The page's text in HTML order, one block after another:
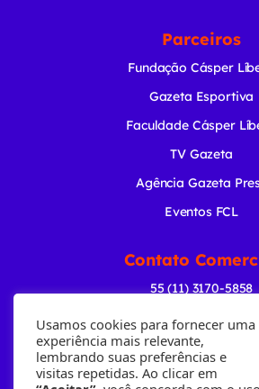
Parceiros
Fundação Cásper
Gazeta Esportiva
Faculdade Cásper
TV Gazeta
Agência Gazeta
Eventos FCL
Contato
55 (11) 3170-5858
Baixe nosso APP
Usamos cookies para fornecer uma
experiência mais relevante,
lembrando suas preferências e
visitas repetidas. Ao clicar em